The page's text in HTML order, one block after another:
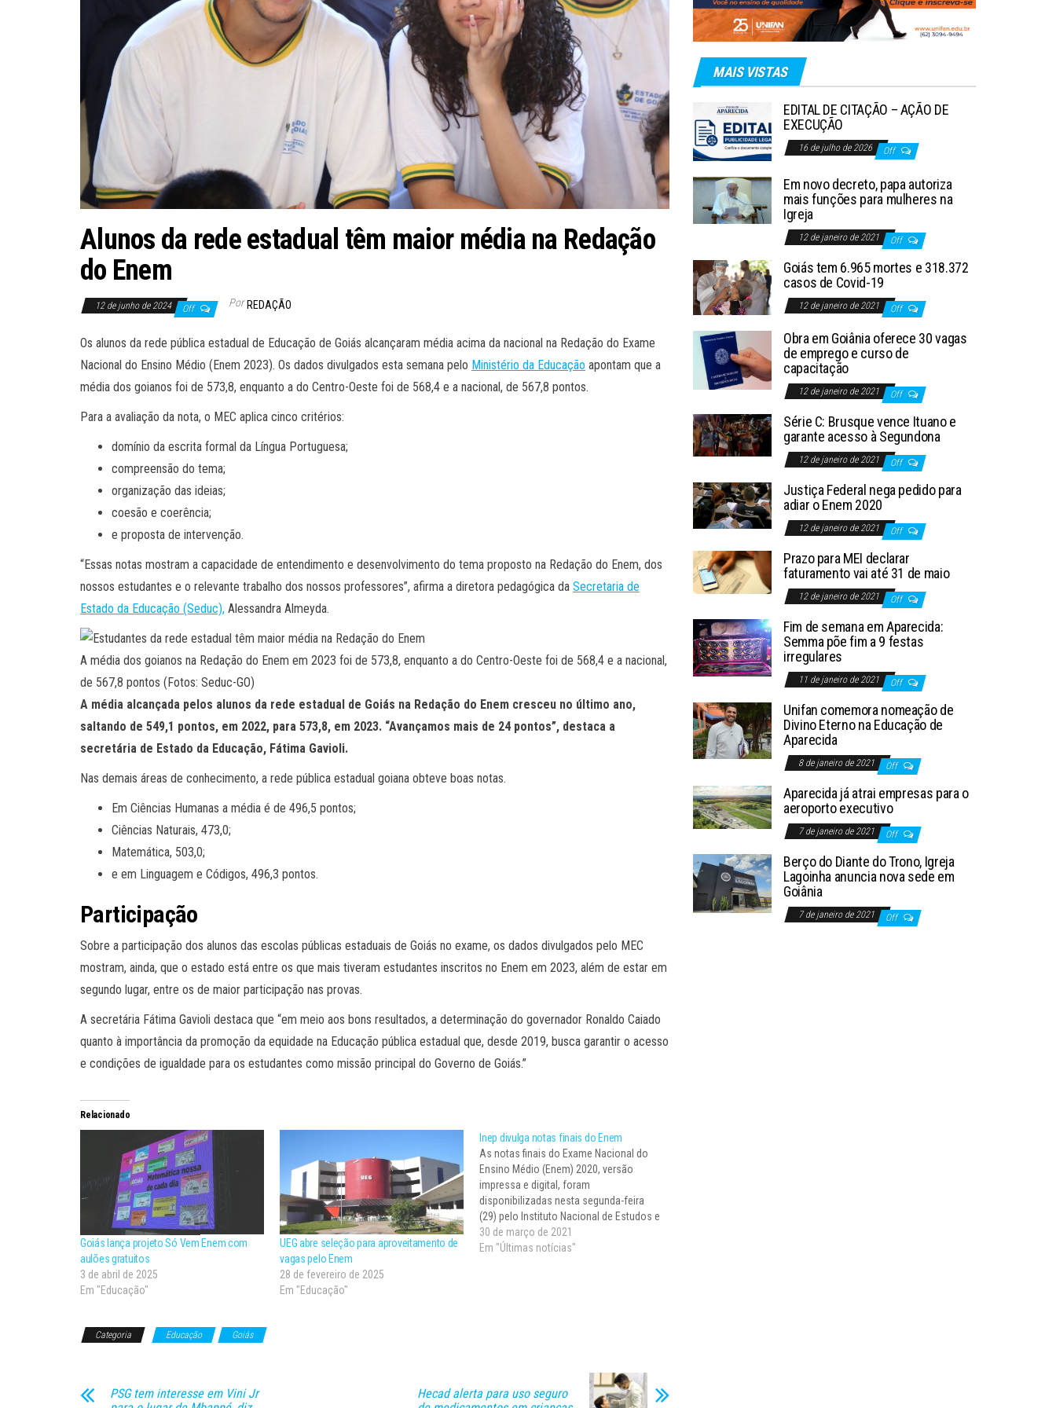
Alunos da rede estadual têm maior média na Redação
do Enem
12 de junho de 2024 Off Por REDAÇÃO
Os alunos da rede pública estadual de Educação de Goiás alcançaram média acima da nacional na Redação do Exame
Nacional do Ensino Médio (Enem 2023). Os dados divulgados esta semana pelo Ministério da Educação apontam que a
média dos goianos foi de 573,8, enquanto a do Centro-Oeste foi de 568,4 e a nacional, de 567,8 pontos.
Para a avaliação da nota, o MEC aplica cinco critérios:
domínio da escrita formal da Língua Portuguesa;
compreensão do tema;
organização das ideias;
coesão e coerência;
e proposta de intervenção.
“Essas notas mostram a capacidade de entendimento e desenvolvimento do tema proposto na Redação do Enem, dos
nossos estudantes e o relevante trabalho dos nossos professores”, afirma a diretora pedagógica da Secretaria de
Estado da Educação (Seduc), Alessandra Almeyda.
A média dos goianos na Redação do Enem em 2023 foi de 573,8, enquanto a do Centro-Oeste foi de 568,4 e a nacional,
de 567,8 pontos (Fotos: Seduc-GO)
A média alcançada pelos alunos da rede estadual de Goiás na Redação do Enem cresceu no último ano,
saltando de 549,1 pontos, em 2022, para 573,8, em 2023. “Avançamos mais de 24 pontos”, destaca a
secretária de Estado da Educação, Fátima Gavioli.
Nas demais áreas de conhecimento, a rede pública estadual goiana obteve boas notas.
Em Ciências Humanas a média é de 496,5 pontos;
Ciências Naturais, 473,0;
Matemática, 503,0;
e em Linguagem e Códigos, 496,3 pontos.
Participação
Sobre a participação dos alunos das escolas públicas estaduais de Goiás no exame, os dados divulgados pelo MEC
mostram, ainda, que o estado está entre os que mais tiveram estudantes inscritos no Enem em 2023, além de estar em
segundo lugar, entre os de maior participação nas provas.
A secretária Fátima Gavioli destaca que “em meio aos bons resultados, a determinação do governador Ronaldo Caiado
quanto à importância da promoção da equidade na Educação pública estadual que, desde 2019, busca garantir o acesso
e condições de igualdade para os estudantes como missão principal do Governo de Goiás.”
Relacionado
Goiás lança projeto Só Vem Enem com
aulões gratuitos
3 de abril de 2025
Em "Educação"
UEG abre seleção para aproveitamento de
vagas pelo Enem
28 de fevereiro de 2025
Em "Educação"
Inep divulga notas finais do Enem
As notas finais do Exame Nacional do
Ensino Médio (Enem) 2020, versão
impressa e digital, foram
disponibilizadas nesta segunda-feira
(29) pelo Instituto Nacional de Estudos e
Pesquisas Educacionais Anísio Teixeira
(Inep), órgão realizador da prova. Os
30 de março de 2021
Em "Últimas notícias"
Categoria Educação Goiás
PSG tem interesse em Vini Jr
Hecad alerta para uso seguro
MAIS VISTAS
EDITAL DE CITAÇÃO – AÇÃO DE
EXECUÇÃO
16 de julho de 2026 Off
Em novo decreto, papa autoriza
mais funções para mulheres na
Igreja
12 de janeiro de 2021 Off
Goiás tem 6.965 mortes e 318.372
casos de Covid-19
12 de janeiro de 2021 Off
Obra em Goiânia oferece 30 vagas
de emprego e curso de
capacitação
12 de janeiro de 2021 Off
Série C: Brusque vence Ituano e
garante acesso à Segundona
12 de janeiro de 2021 Off
Justiça Federal nega pedido para
adiar o Enem 2020
12 de janeiro de 2021 Off
Prazo para MEI declarar
faturamento vai até 31 de maio
12 de janeiro de 2021 Off
Fim de semana em Aparecida:
Semma põe fim a 9 festas
irregulares
11 de janeiro de 2021 Off
Unifan comemora nomeação de
Divino Eterno na Educação de
Aparecida
8 de janeiro de 2021 Off
Aparecida já atrai empresas para o
aeroporto executivo
7 de janeiro de 2021 Off
Berço do Diante do Trono, Igreja
Lagoinha anuncia nova sede em
Goiânia
7 de janeiro de 2021 Off